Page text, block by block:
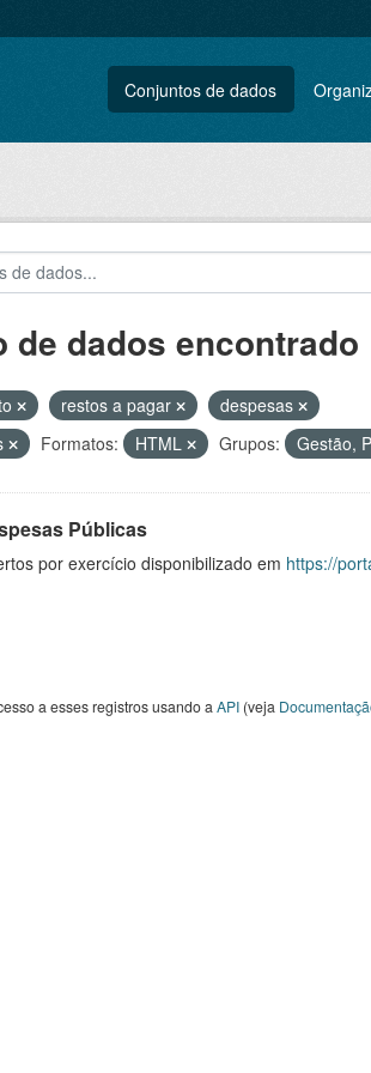
Conjuntos de dados
de dados encontrado
restos a pagar
despesas
Formatos: HTML Grupos: Gestão,
Públicas
por exercício disponibilizado em https://
a esses registros usando a API(veja